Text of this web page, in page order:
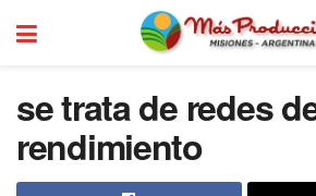
se trata de redes
rendimiento